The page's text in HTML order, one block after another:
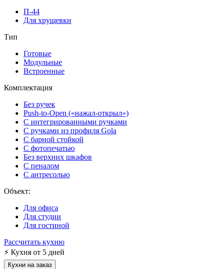
П-44
Для хрущевки
Тип
Готовые
Модульные
Встроенные
Комплектация
Без ручек
Push-to-Open («нажал-открыл»)
С интегрированными ручками
С ручками из профиля Gola
С барной стойкой
С фотопечатью
Без верхних шкафов
С пеналом
С антресолью
Объект:
Для офиса
Для студии
Для гостиной
Рассчитать кухню
⚡ Кухня от 5 дней
Кухни на заказ